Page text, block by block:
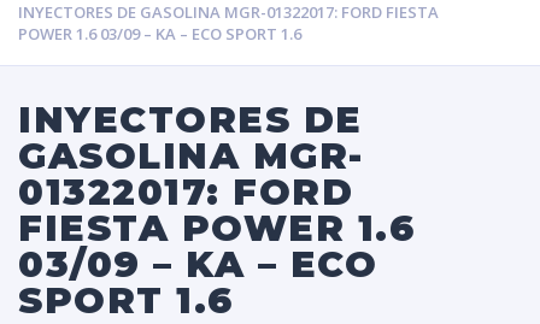
INYECTORES DE GASOLINA MGR-01322017: FORD FIESTA
POWER 1.6 03/09 – KA – ECO SPORT 1.6
INYECTORES DE
GASOLINA MGR-
01322017: FORD
FIESTA POWER 1.6
03/09 – KA – ECO
SPORT 1.6